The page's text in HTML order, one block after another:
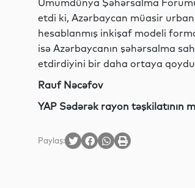
Ümumdünya Şəhərsalma
etdi ki, Azərbaycan müasir
hesablanmış inkişaf modeli
isə Azərbaycanın şəhərsalma
etdirdiyini bir daha ortaya
Rauf Nəcəfov
YAP Sədərək rayon təşkilatının
Paylaş: